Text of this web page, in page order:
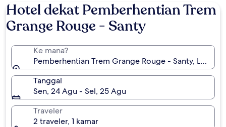
Hotel dekat Pemberhentian Trem
Grange Rouge - Santy
Ke mana?
Pemberhentian Trem Grange Rouge - Santy, Lyon,
Tanggal
Sen, 24 Agu - Sel, 25 Agu
Traveler
2 traveler, 1 kamar